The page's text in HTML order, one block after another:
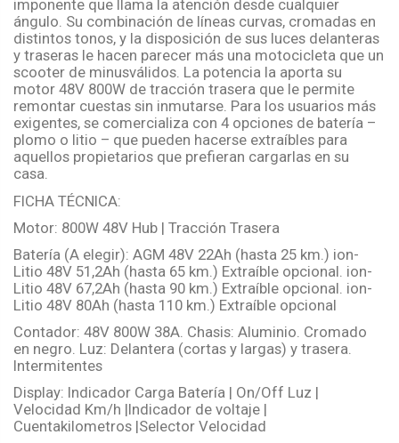
imponente que llama la atención desde cualquier
ángulo. Su combinación de líneas curvas, cromadas en
distintos tonos, y la disposición de sus luces delanteras
y traseras le hacen parecer más una motocicleta que un
scooter de minusválidos. La potencia la aporta su
motor 48V 800W de tracción trasera que le permite
remontar cuestas sin inmutarse. Para los usuarios más
exigentes, se comercializa con 4 opciones de batería –
plomo o litio – que pueden hacerse extraíbles para
aquellos propietarios que prefieran cargarlas en su
casa.
FICHA TÉCNICA:
Motor: 800W 48V Hub | Tracción Trasera
Batería (A elegir): AGM 48V 22Ah (hasta 25 km.) ion-
Litio 48V 51,2Ah (hasta 65 km.) Extraíble opcional. ion-
Litio 48V 67,2Ah (hasta 90 km.) Extraíble opcional. ion-
Litio 48V 80Ah (hasta 110 km.) Extraíble opcional
Contador: 48V 800W 38A. Chasis: Aluminio. Cromado
en negro. Luz: Delantera (cortas y largas) y trasera.
Intermitentes
Display: Indicador Carga Batería | On/Off Luz |
Velocidad Km/h |Indicador de voltaje |
Cuentakilometros |Selector Velocidad